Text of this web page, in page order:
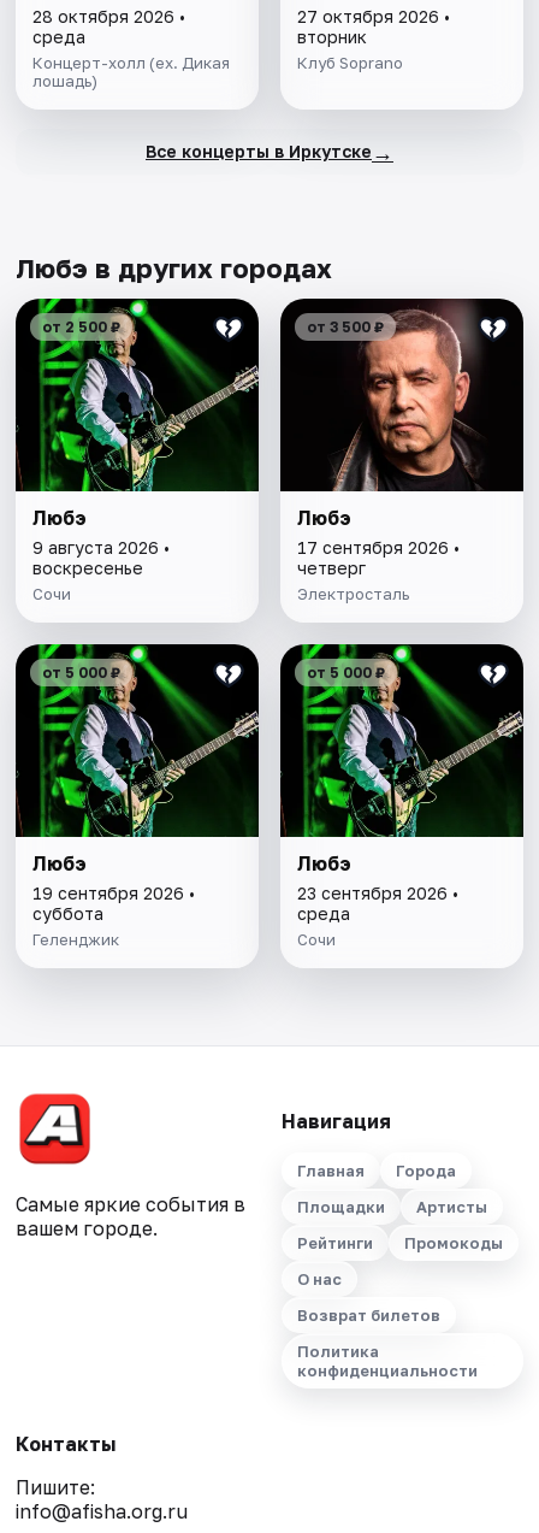
28 октября 2026 •
среда
Концерт-холл (ex. Дикая
лошадь)
27 октября 2026 •
вторник
Клуб Soprano
Все концерты в Иркутске →
Любэ в других городах
от 2 500 ₽
Любэ
9 августа 2026 •
воскресенье
Сочи
от 3 500 ₽
Любэ
17 сентября 2026 •
четверг
Электросталь
от 5 000 ₽
Любэ
19 сентября 2026 •
суббота
Геленджик
от 5 000 ₽
Любэ
23 сентября 2026 •
среда
Сочи
Самые яркие события в
вашем городе.
Навигация
Главная
Города
Площадки
Артисты
Рейтинги
Промокоды
О нас
Возврат билетов
Политика
конфиденциальности
Контакты
Пишите:
info@afisha.org.ru